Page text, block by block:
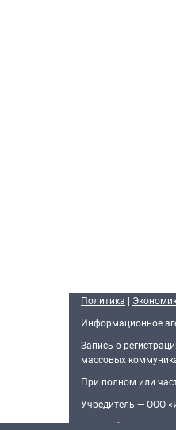
Политика |
Информационное
Запись о
массовых
При полном или
Учредитель — ООО
Главный редактор